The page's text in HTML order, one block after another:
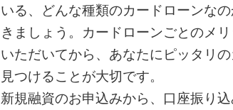
いる、どんな種類のカードローンな
きましょう。カードローンごとのメ
いただいてから、あなたにピッタリ
見つけることが大切です。
新規融資のお申込みから、口座振り